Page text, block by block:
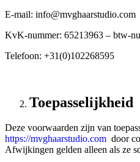
E-mail: info@mvghaarstudio.com
KvK-nummer: 65213963 – btw-
Telefoon: +31(0)102268595
Toepasselijkheid
Deze voorwaarden zijn van
https://mvghaarstudio.com door
Afwijkingen gelden alleen als ze